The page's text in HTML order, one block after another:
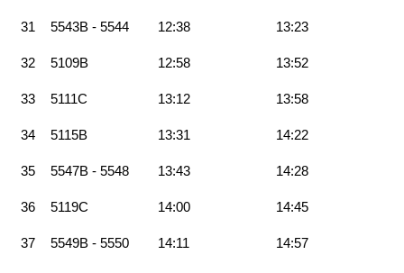
31 5543B - 5544 12:38 13:23
32 5109B 12:58 13:52
33 5111C 13:12 13:58
34 5115B 13:31 14:22
35 5547B - 5548 13:43 14:28
36 5119C 14:00 14:45
37 5549B - 5550 14:11 14:57